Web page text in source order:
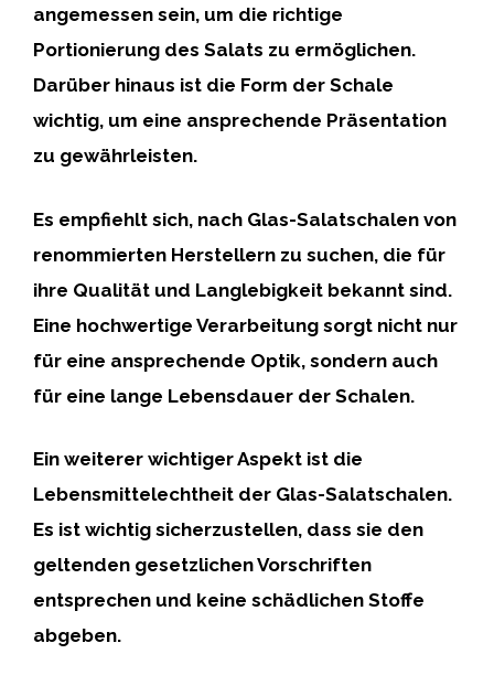
angemessen sein, um die richtige
Portionierung des Salats zu ermöglichen.
Darüber hinaus ist die Form der Schale
wichtig, um eine ansprechende Präsentation
zu gewährleisten.
Es empfiehlt sich, nach Glas-Salatschalen von
renommierten Herstellern zu suchen, die für
ihre Qualität und Langlebigkeit bekannt sind.
Eine hochwertige Verarbeitung sorgt nicht nur
für eine ansprechende Optik, sondern auch
für eine lange Lebensdauer der Schalen.
Ein weiterer wichtiger Aspekt ist die
Lebensmittelechtheit der Glas-Salatschalen.
Es ist wichtig sicherzustellen, dass sie den
geltenden gesetzlichen Vorschriften
entsprechen und keine schädlichen Stoffe
abgeben.